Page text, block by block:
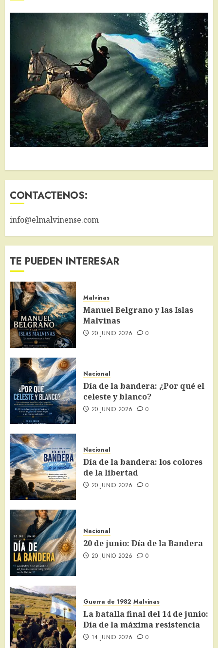
CONTACTENOS:
info@elmalvinense.com
TE PUEDEN INTERESAR
Malvinas
Manuel Belgrano y las Islas
Malvinas
20 JUNIO 2026 0
Nacional
Día de la bandera: ¿Por qué el
celeste y blanco?
20 JUNIO 2026 0
Nacional
Día de la bandera: los colores
de la libertad
20 JUNIO 2026 0
Nacional
20 de junio: Día de la Bandera
20 JUNIO 2026 0
Guerra de 1982 Malvinas
La batalla final del 14 de junio:
Día de la máxima resistencia
14 JUNIO 2026 0